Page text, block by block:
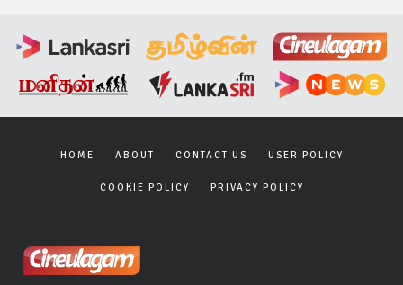
HOME ABOUT CONTACT US USER POLICY
COOKIE POLICY PRIVACY POLICY